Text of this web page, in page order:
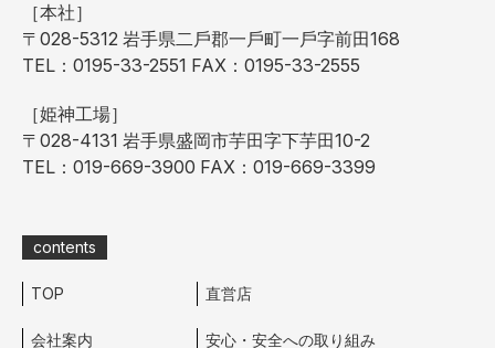
［本社］
〒028-5312 岩⼿県⼆⼾郡⼀⼾町⼀⼾字前⽥168
TEL：0195-33-2551 FAX：0195-33-2555
［姫神⼯場］
〒028-4131 岩⼿県盛岡市芋⽥字下芋⽥10-2
TEL：019-669-3900 FAX：019-669-3399
contents
TOP
会社案内
直営店
安⼼・安全への取り組み